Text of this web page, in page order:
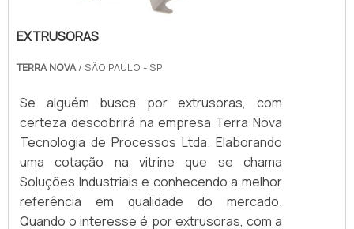
EXTRUSORAS
TERRA NOVA / SÃO PAULO - SP
Se alguém busca por extrusoras, com
certeza descobrirá na empresa Terra Nova
Tecnologia de Processos Ltda. Elaborando
uma cotação na vitrine que se chama
Soluções Industriais e conhecendo a melhor
referência em qualidade do mercado.
Quando o interesse é por extrusoras, com a